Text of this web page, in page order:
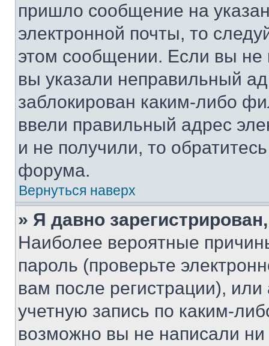
пришло сообщение на
электронной почты, то
этом сообщении. Если вы
вы указали неправильный
заблокирован каким-либо
ввели правильный адрес
и не получили, то
форума.
Вернуться наверх
» Я давно
Наиболее вероятные
пароль (проверьте
вам после регистрации),
учетную запись по каким-
возможно вы не написали